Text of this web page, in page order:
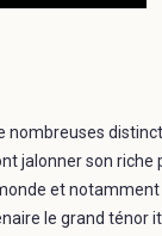
jalonner son
et
le grand ténor